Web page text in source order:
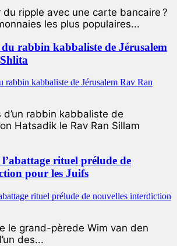
du ripple avec une carte bancaire ?
les plus populaires...
rabbin kabbaliste de Jérusalem
rabbin kabbaliste de
Hatsadik le Rav Ran Sillam
rituel prélude de
pour les Juifs
le grand-pèrede Wim van den
des...